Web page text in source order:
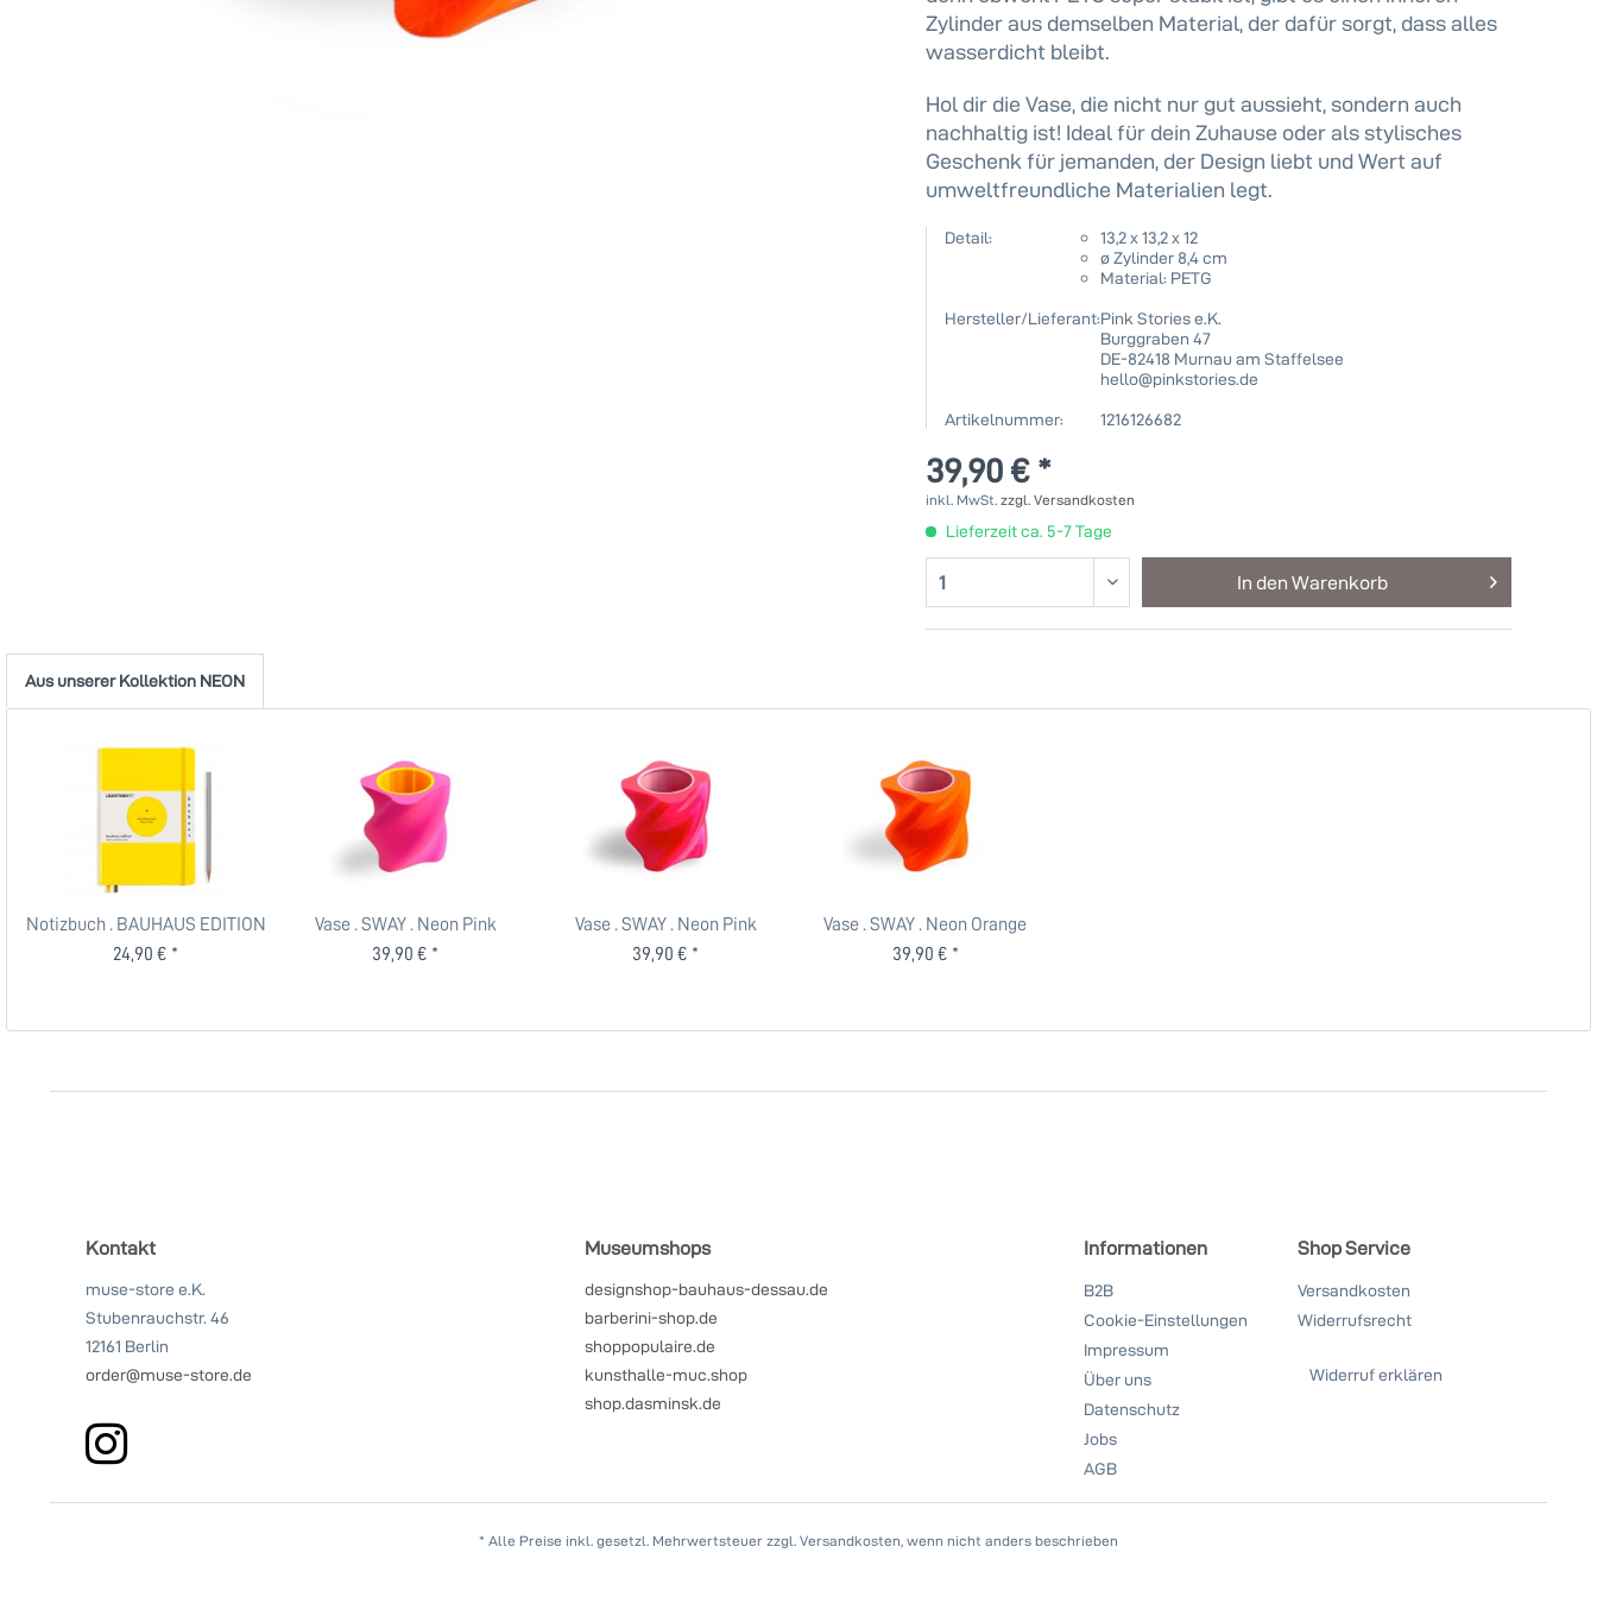
Zylinder aus demselben Material, der dafür sorgt, dass alles
wasserdicht bleibt.
Hol dir die Vase, die nicht nur gut aussieht, sondern auch
nachhaltig ist! Ideal für dein Zuhause oder als stylisches
Geschenk für jemanden, der Design liebt und Wert auf
umweltfreundliche Materialien legt.
Detail:
13,2 x 13,2 x 12
ø Zylinder 8,4 cm
Material: PETG
Hersteller/Lieferant:Pink Stories e.K.
Burggraben 47
DE-82418 Murnau am Staffelsee
hello@pinkstories.de
Artikelnummer:
1216126682
39,90 € *
inkl. MwSt. zzgl. Versandkosten
Lieferzeit ca. 5-7 Tage
In den Warenkorb
Aus unserer Kollektion NEON
Notizbuch . BAUHAUS EDITION
. Gelb
24,90 € *
Vase . SWAY . Neon Pink
39,90 € *
Vase . SWAY . Neon Pink
translucent
39,90 € *
Vase . SWAY . Neon Orange
translucent
39,90 € *
Kontakt
muse-store e.K.
Stubenrauchstr. 46
12161 Berlin
order@muse-store.de
Museumshops
designshop-bauhaus-dessau.de
barberini-shop.de
shoppopulaire.de
kunsthalle-muc.shop
shop.dasminsk.de
Informationen
B2B
Cookie-Einstellungen
Impressum
Über uns
Datenschutz
Jobs
AGB
Shop Service
Versandkosten
Widerrufsrecht
Widerruf erklären
* Alle Preise inkl. gesetzl. Mehrwertsteuer zzgl. Versandkosten, wenn nicht anders beschrieben